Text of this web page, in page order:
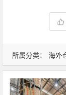
所属分类： 海外